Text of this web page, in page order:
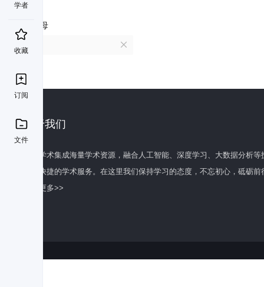
学者
收藏
订阅
文件
首字母
关于我们
百度学术集成海量学术资源，融合人工智能、深度学习、大数据分析
全面快捷的学术服务。在这里我们保持学习的态度，不忘初心，砥砺前
了解更多>>